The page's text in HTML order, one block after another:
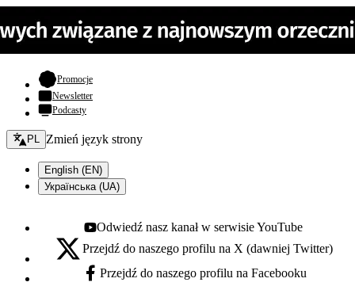
Promocje- otwiera się w nowej karcie
Newsletter
Podcasty
Zmień język - bieżący:
PL Zmień język strony
English (EN)
Українська (UA)
Youtube - otwiera się w nowej karcie
Odwiedź nasz kanał w serwisie YouTube
X - otwiera się w nowej karcie
Przejdź do naszego profilu na X (dawniej Twitter)
Facebook - otwiera się w nowej karcie
Przejdź do naszego profilu na Facebooku